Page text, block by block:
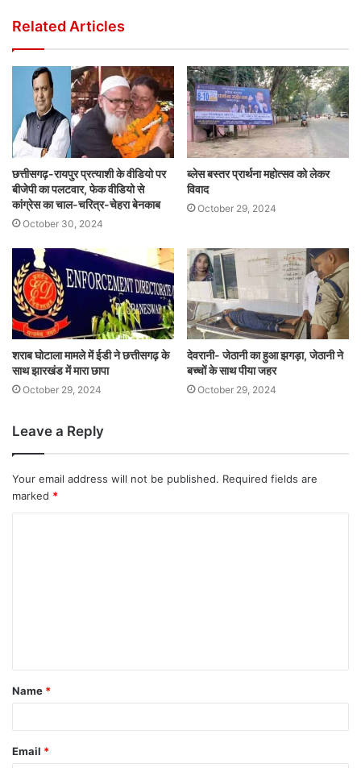
Related Articles
छत्तीसगढ़-रायपुर प्रत्याशी के वीडियो पर
बीजेपी का पलटवार, फेक वीडियो से
कांग्रेस का चाल-चरित्र-चेहरा बेनकाब
October 30, 2024
ब्लेस बस्तर प्रार्थना महोत्सव को लेकर
विवाद
October 29, 2024
शराब घोटाला मामले में ईडी ने छत्तीसगढ़ के
साथ झारखंड में मारा छापा
October 29, 2024
देवरानी- जेठानी का हुआ झगड़ा, जेठानी ने
बच्चों के साथ पीया जहर
October 29, 2024
Leave a Reply
Your email address will not be published. Required fields are
marked *
Name *
Email *